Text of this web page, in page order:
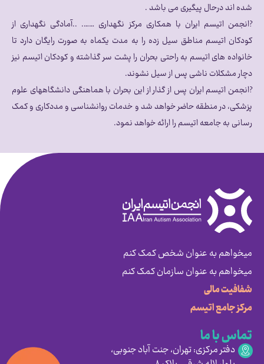
شده اند درحال پیگیری می باشد .
?انجمن اتیسم ایران با همکاری مرکز نگهداری ……. ..آمادگی نگهداری از
کودکان اتیسم مناطق سیل زده را به مدت یکماه به صورت رایگان دارد تا
خانواده های اتیسم به راحتی بحران را پشت سر گذاشته و کودکان اتیسم نیز
دچار مشکلات ناشی پس از سیل نشوند.
?انجمن اتیسم ایران پس از گذار از این بحران با هماهنگی دانشگاههای علوم
پزشکی، در منطقه حاضر خواهد شد و خدمات روانشناسی و مددکاری و کمک
رسانی به جامعه اتیسم را ارائه خواهد نمود.
میخواهم به عنوان شخص کمک کنم
میخواهم به عنوان سازمان کمک کنم
شفافیت مالی
مرکز جامع اتیسم
تماس با ما
دفتر مرکزی: تهران، جنت آباد جنوبی،